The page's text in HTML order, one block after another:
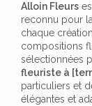
Alloin Fleurs
reconnu pour
chaque
compositions
sélectionnées
fleuriste à
particuliers et
élégantes et